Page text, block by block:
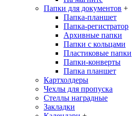
Папки для документов +
Папка-планшет
Папка-регистратор
Архивные папки
Папки с кольцами
Пластиковые папки
Папки-конверты
Папка планшет
Картхолдеры
Чехлы для пропуска
Стеллы наградные
Закладки